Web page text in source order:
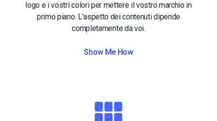
logo e i vostri colori per mettere il vostro marchio in
primo piano. L’aspetto dei contenuti dipende
completamente da voi.
Show Me How